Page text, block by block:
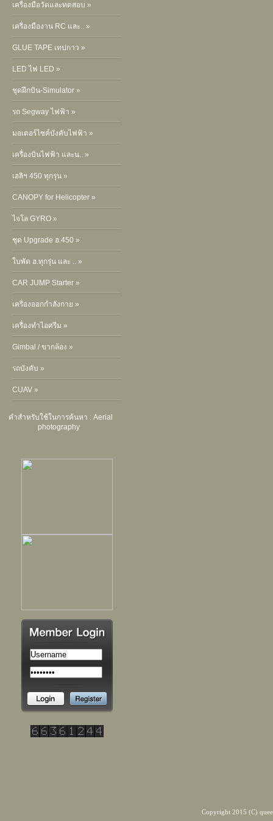
เครื่องมือวัดและทดสอบ »
เครื่องมืองาน RC และ.. »
GLUE TAPE เทปกาว »
LED ไฟ LED »
ชุดฝึกบิน-Simulator »
รถ Segway ไฟฟ้า »
มอเตอร์ไซค์บังคับไฟฟ้า »
เครื่องบินไฟฟ้า และน.. »
เฮลิฯ 450 ทุกรุ่น »
CANOPY for Helicopter »
ไจโล GYRO »
ชุด Upgrade ฮ.450 »
ใบพัด ฮ.ทุกรุ่น และ .. »
CAR JUMP Starter »
เครื่องออกกำลังกาย »
เครื่องทำไอศรีม »
Gimbal / ขากล้อง »
รถบังคับ »
CUAV »
คำสำหรับใช้ในการค้นหา :Aerial
photography
Copyright 2015 (C)